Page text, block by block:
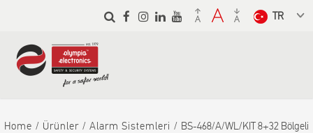
Skip to
main
Home Ürünler Alarm Sistemleri
BS-468/A/WL/KIT 8+32 Bölgeli